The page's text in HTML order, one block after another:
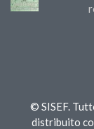
© SISEF.
distribuito